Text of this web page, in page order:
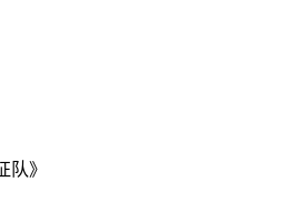
队》